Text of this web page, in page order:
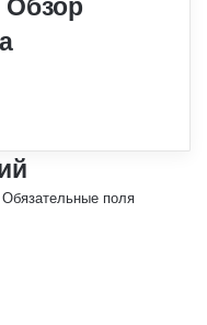
Обязательные поля